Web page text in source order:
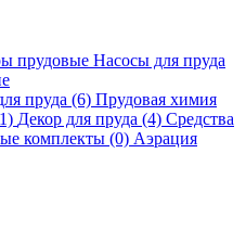
прудовые Насосы для пруда
пруда (6) Прудовая химия
Декор для пруда (4) Средства
комплекты (0) Аэрация